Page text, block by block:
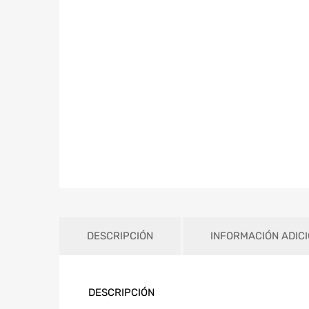
DESCRIPCIÓN INFORMACIÓN
DESCRIPCIÓN